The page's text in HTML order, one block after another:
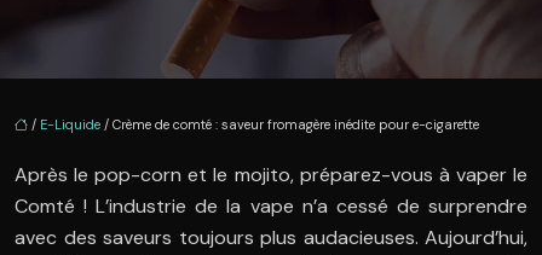
/ E-Liquide / Crème de comté : saveur fromagère inédite pour e-cigarette
Après le pop-corn et le mojito, préparez-vous à vaper le
Comté ! L’industrie de la vape n’a cessé de surprendre
avec des saveurs toujours plus audacieuses. Aujourd’hui,